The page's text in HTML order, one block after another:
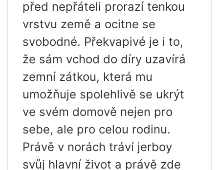
před nepřáteli prorazí tenkou
vrstvu země a ocitne se
svobodné. Překvapivé je i to,
že sám vchod do díry uzavírá
zemní zátkou, která mu
umožňuje spolehlivě se ukrýt
ve svém domově nejen pro
sebe, ale pro celou rodinu.
Právě v norách tráví jerboy
svůj hlavní život a právě zde